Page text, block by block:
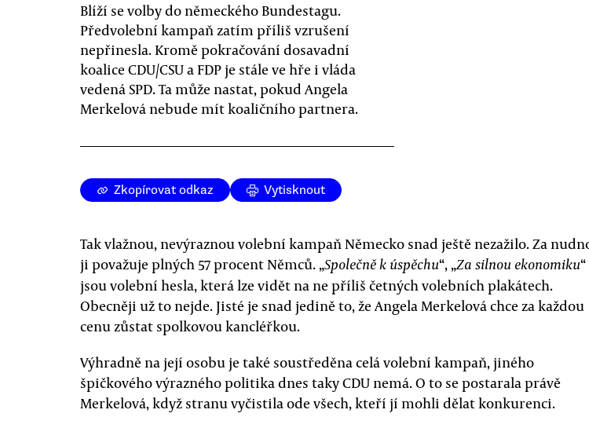
Blíží se volby do německého Bundestagu.
Předvolební kampaň zatím příliš vzrušení
nepřinesla. Kromě pokračování dosavadní
koalice CDU/CSU a FDP je stále ve hře i vláda
vedená SPD. Ta může nastat, pokud Angela
Merkelová nebude mít koaličního partnera.
Zkopírovat odkaz Vytisknout
Tak vlažnou, nevýraznou volební kampaň Německo snad ještě nezažilo. Za
ji považuje plných 57 procent Němců. „Společně k úspěchu“, „Za silnou ekonomiku“
jsou volební hesla, která lze vidět na ne příliš četných volebních plakátech.
Obecněji už to nejde. Jisté je snad jedině to, že Angela Merkelová chce za každou
cenu zůstat spolkovou kancléřkou.
Výhradně na její osobu je také soustředěna celá volební kampaň, jiného
špičkového výrazného politika dnes taky CDU nemá. O to se postarala právě
Merkelová, když stranu vyčistila ode všech, kteří jí mohli dělat konkurenci.